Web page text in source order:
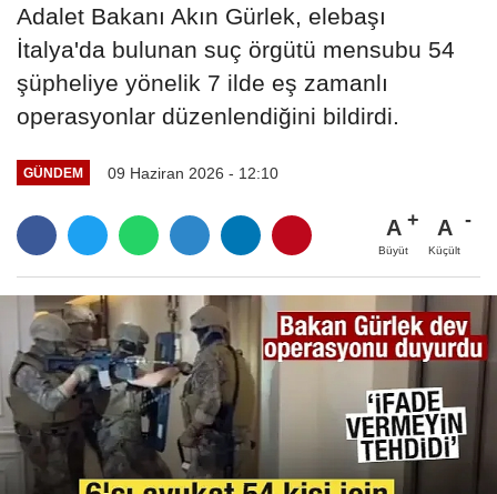
Adalet Bakanı Akın Gürlek, elebaşı
İtalya'da bulunan suç örgütü mensubu 54
şüpheliye yönelik 7 ilde eş zamanlı
operasyonlar düzenlendiğini bildirdi.
GÜNDEM 09 Haziran 2026 - 12:10
A
Büyüt
A
Küçült